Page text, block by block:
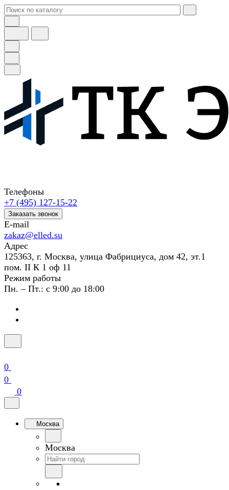
Телефоны
+7 (495) 127-15-22
Заказать звонок
E-mail
zakaz@elled.su
Адрес
125363, г. Москва, улица Фабрициуса, дом 42, эт.1
пом. II К 1 оф 11
Режим работы
Пн. – Пт.: с 9:00 до 18:00
0
0
0
Москва
Москва